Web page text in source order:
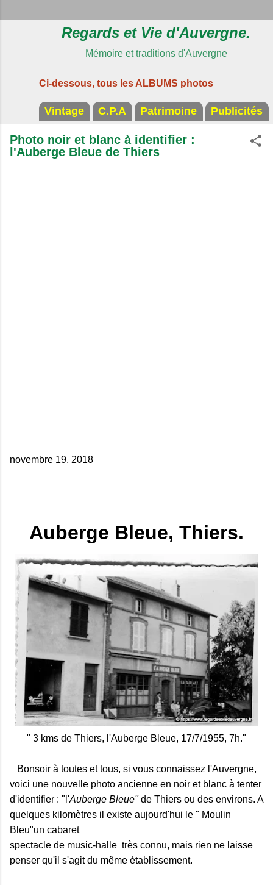
Regards et Vie d'Auvergne.
Mémoire et traditions d'Auvergne
Ci-dessous, tous les ALBUMS photos
Vintage C.P.A Patrimoine Publicités
Photo noir et blanc à identifier :
l'Auberge Bleue de Thiers
novembre 19, 2018
Auberge Bleue, Thiers.
" 3 kms de Thiers, l'Auberge Bleue, 17/7/1955, 7h."
Bonsoir à toutes et tous, si vous connaissez l'Auvergne,
voici une nouvelle photo ancienne en noir et blanc à tenter
d'identifier : "l'Auberge Bleue"de Thiers ou des environs. A
quelques kilomètres il existe aujourd'hui le " Moulin
Bleu"un cabaret
spectacle de music-halle très connu, mais rien ne laisse
penser qu'il s'agit du même établissement.